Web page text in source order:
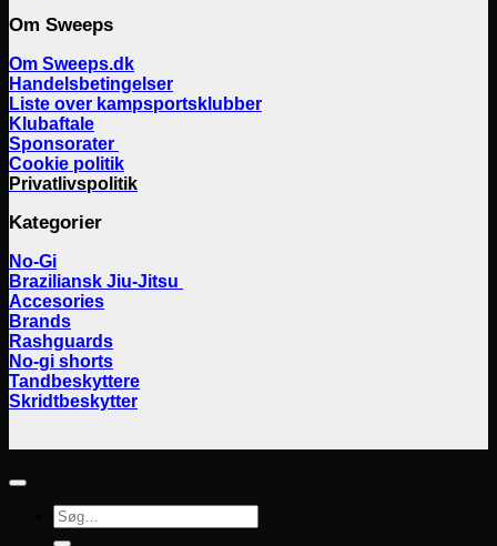
Om Sweeps
Om Sweeps.dk
Handelsbetingelser
Liste over kampsportsklubber
Klubaftale
Sponsorater
Cookie politik
Privatlivspolitik
Kategorier
No-Gi
Braziliansk Jiu-Jitsu
Accesories
Brands
Rashguards
No-gi shorts
Tandbeskyttere
Skridtbeskytter
Søg
efter: